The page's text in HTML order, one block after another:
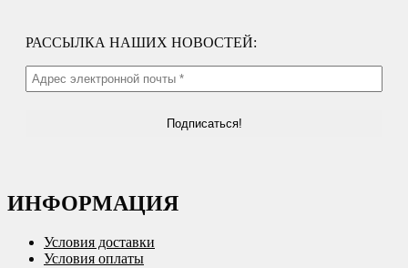
РАССЫЛКА НАШИХ НОВОСТЕЙ:
ИНФОРМАЦИЯ
Условия доставки
Условия оплаты